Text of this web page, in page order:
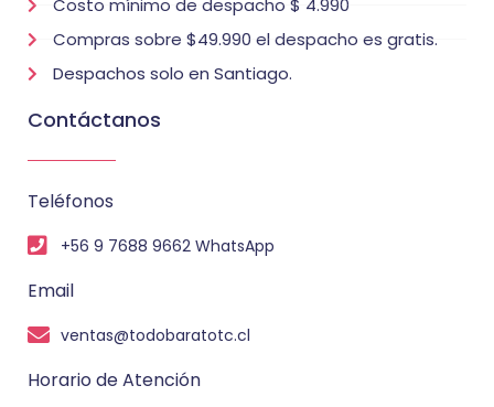
Costo mínimo de despacho $ 4.990
Compras sobre $49.990 el despacho es gratis.
Despachos solo en Santiago.
Contáctanos
Teléfonos
+56 9 7688 9662 WhatsApp
Email
ventas@todobaratotc.cl
Horario de Atención